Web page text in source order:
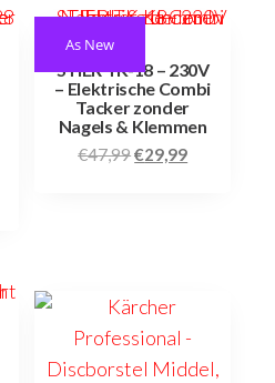
As New
STIER TK-18 – 230V
– Elektrische Combi
Tacker zonder
Nagels & Klemmen
€47,99€29,99